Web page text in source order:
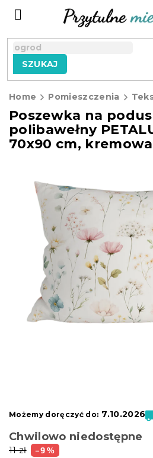
SZUKAJ
Home Pomieszczenia
Poszewka na
polibawełny
70x90 cm, kremowa
11 zł –9 %
Chwilowo niedostępne
Możemy doręczyć do: 7.10.2026